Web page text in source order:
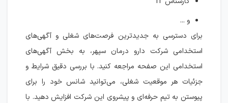
و ...
برای دسترسی به جدیدترین فرصت‌های شغلی و آگهی‌های
استخدامی شرکت دارو درمان سپهر، به بخش آگهی‌های
استخدامی این صفحه مراجعه کنید. با بررسی دقیق شرایط و
جزئیات هر موقعیت شغلی، می‌توانید شانس خود را برای
پیوستن به تیم حرفه‌ای و پیشروی این شرکت افزایش دهید. با